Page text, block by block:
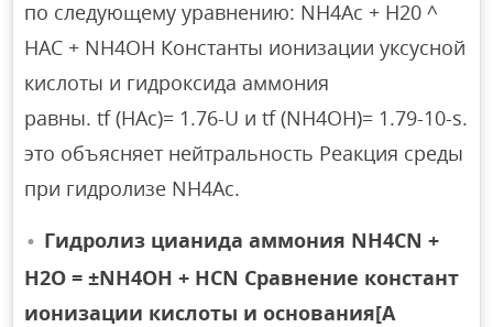
по следующему уравнению: NH4Ac + H20 ^
HAC + NH4OH Константы ионизации уксусной
кислоты и гидроксида аммония
равны. tf (HAc)= 1.76-U и tf (NH4OH)= 1.79-10-s.
это объясняет нейтральность Реакция среды
при гидролизе NH4Ac.
Гидролиз цианида аммония NH4CN +
H2O = ±NH4OH + HCN Сравнение констант
ионизации кислоты и основания[A